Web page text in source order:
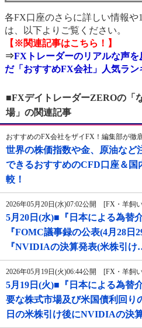
各FX口座のさらに詳しい情報や
は、以下よりご覧ください。
【※関連記事はこちら！】
⇒FXトレーダーのリアルな声
だ「おすすめFX会社」人気ラン
■FXデイトレーダーZEROの「
場」の関連記事
おすすめのFX会社をザイFX！編集部が徹
世界の株価指数や金、原油など
できるおすすめのCFD口座＆国
較！
2026年05月20日(水)07:02公開 [FX・羊飼
5月20日(水)■『日本による為替
『FOMC議事録の公表(4月28日
『NVIDIAの決算発表(米株引
2026年05月19日(火)06:44公開 [FX・羊飼
5月19日(火)■『日本による為替
要な株式市場及び米国債利回り
日の米株引け後にNVIDIAの決